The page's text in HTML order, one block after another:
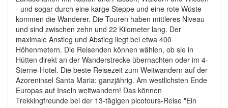
- und sogar durch eine karge Steppe und eine rote Wüste
kommen die Wanderer. Die Touren haben mittleres Niveau
und sind zwischen zehn und 22 Kilometer lang. Der
maximale Anstieg und Abstieg liegt bei etwa 400
Höhenmetern. Die Reisenden können wählen, ob sie in
Hütten direkt an der Wanderstrecke übernachten oder im 4-
Sterne-Hotel. Die beste Reisezeit zum Weitwandern auf der
Azoreninsel Santa Maria: ganzjährig. Am westlichsten Ende
Europas auf Inseln weitwandern! Das können
Trekkingfreunde bei der 13-tägigen picotours-Reise "Ein